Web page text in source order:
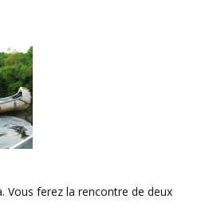
Vous ferez la rencontre de deux